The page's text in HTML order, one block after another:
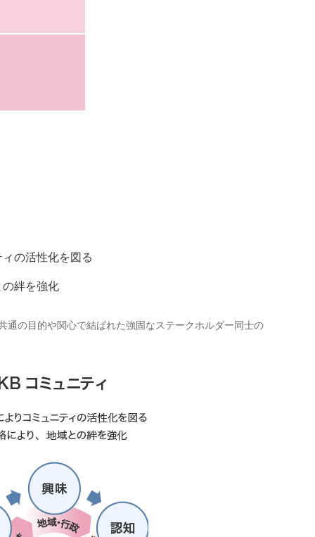
の活性化を図る
絆を強化
通の目的や関心で結ばれた強固なステークホルダー同士の